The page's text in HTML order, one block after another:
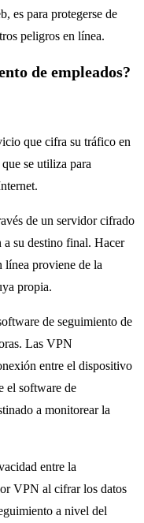
es para protegerse de
peligros en línea.
de empleados?
que cifra su tráfico en
se utiliza para
de un servidor cifrado
a su destino final. Hacer
línea proviene de la
propia.
de seguimiento de
Las VPN
entre el dispositivo
el software de
a monitorear la
entre la
VPN al cifrar los datos
a nivel del